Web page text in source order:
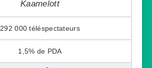
Kaamelott
292 000
1,5%